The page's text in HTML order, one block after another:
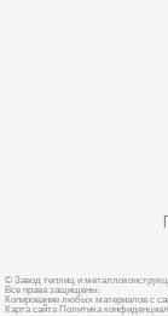
© Завод теплиц и
Все права защищены.
Копирование любых материалов с
Карта сайта Политика